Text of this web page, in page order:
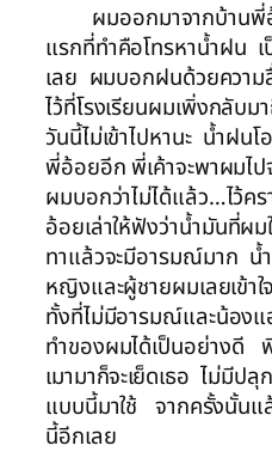
ผมออกมาจากบ้านพี่อ้
แรกที่ทำคือโทรหาน้ำฝน
เลย ผมบอกฝนด้วยควา
ไว้ที่โรงเรียนผมเพิ่งกลับม
วันนี้ไม่เข้าไปหานะ น้ำฝน
พี่อ้อยอีก พี่เค้าจะพาผมไป
ผมบอกว่าไม่ได้แล้ว…ไว้ค
อ้อยเล่าให้ฟังว่าน้ำมันที่ผ
ทาแล้วจะมีอารมณ์มาก น้
หญิงและผู้ชายผมเลยเข้า
ทั้งที่ไม่มีอารมณ์และน้องแ
ทำของผมได้เป็นอย่างดี
เมามาก็จะเย็ดเธอ ไม่มีป
แบบนี้มาใช้ จากครั้งนั้นแ
นี้อีกเลย